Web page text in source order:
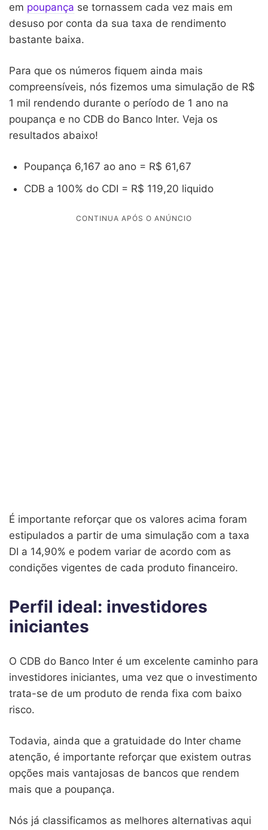
em poupança se tornassem cada vez mais em
desuso por conta da sua taxa de rendimento
bastante baixa.
Para que os números fiquem ainda mais
compreensíveis, nós fizemos uma simulação de R$
1 mil rendendo durante o período de 1 ano na
poupança e no CDB do Banco Inter. Veja os
resultados abaixo!
Poupança 6,167 ao ano = R$ 61,67
CDB a 100% do CDI = R$ 119,20 liquido
É importante reforçar que os valores acima foram
estipulados a partir de uma simulação com a taxa
DI a 14,90% e podem variar de acordo com as
condições vigentes de cada produto financeiro.
Perfil ideal: investidores
iniciantes
O CDB do Banco Inter é um excelente caminho para
investidores iniciantes, uma vez que o investimento
trata-se de um produto de renda fixa com baixo
risco.
Todavia, ainda que a gratuidade do Inter chame
atenção, é importante reforçar que existem outras
opções mais vantajosas de bancos que rendem
mais que a poupança.
Nós já classificamos as melhores alternativas aqui